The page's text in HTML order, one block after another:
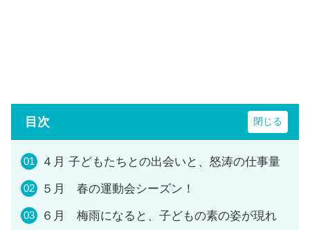
目次
４月 子どもたちとの出会いと、怒涛の仕事量
５月 春の運動会シーズン！
６月 梅雨になると、子どもの素の姿が現れ